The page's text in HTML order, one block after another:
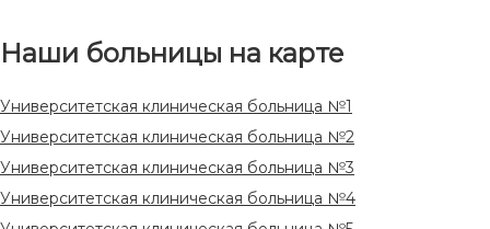
Наши больницы на карте
Университетская клиническая больница №1
Университетская клиническая больница №2
Университетская клиническая больница №3
Университетская клиническая больница №4